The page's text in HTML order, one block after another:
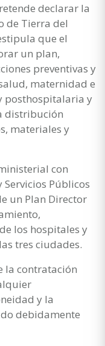
declarar la
de Tierra del
que el
un plan,
preventivas y
maternidad e
posthospitalaria y
distribución
materiales y
con
Públicos
un Plan Director
los hospitales y
tres ciudades.
la contratación
y la
debidamente